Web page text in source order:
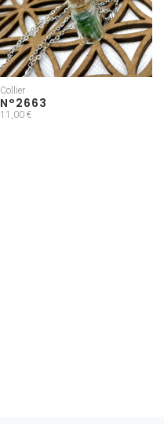
Collier
N°2663
11,00 €